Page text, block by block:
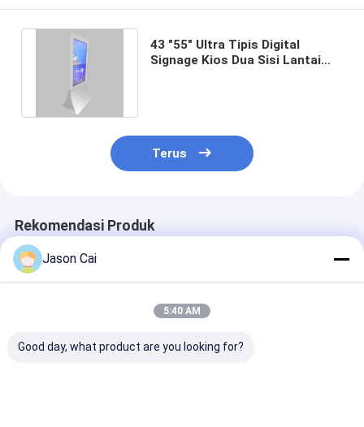
43 "55" Ultra Tipis Digital
Signage Kios Dua Sisi Lantai
Terus
Rekomendasi Produk
Jason Cai
5:40 AM
Good day, what product are you looking for?